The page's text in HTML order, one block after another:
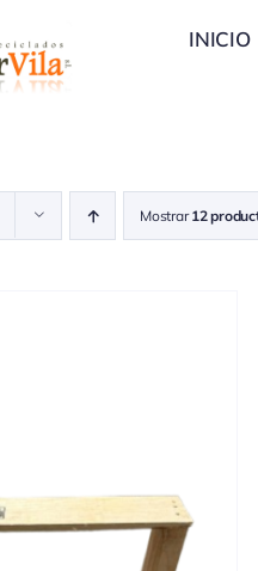
INICIO
Mostrar12